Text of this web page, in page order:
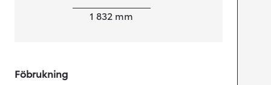
1 832 mm
Föbrukning